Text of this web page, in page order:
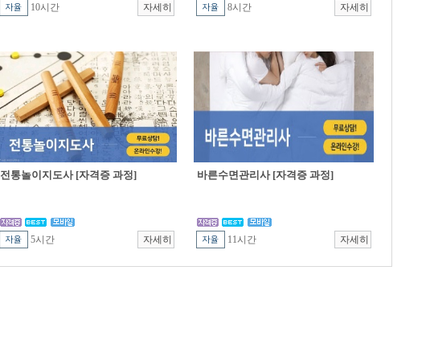
10시간 8시간
전통놀이지도사 [자격증 과정]
5시간
바른수면관리사 [자격증 과정]
11시간